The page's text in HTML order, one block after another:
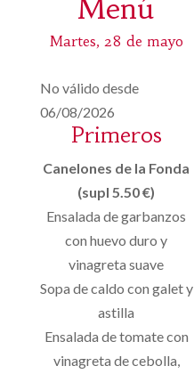
Menú
Martes, 28 de mayo
No válido desde
06/08/2026
Primeros
Canelones de la Fonda
(supl 5.50 €)
Ensalada de garbanzos
con huevo duro y
vinagreta suave
Sopa de caldo con galet y
astilla
Ensalada de tomate con
vinagreta de cebolla,